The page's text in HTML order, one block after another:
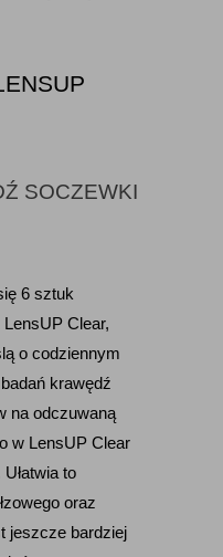
SOCZEWKI
6 sztuk
Clear,
o codziennym
krawędź
na odczuwaną
w LensUP Clear
to
oraz
jeszcze bardziej